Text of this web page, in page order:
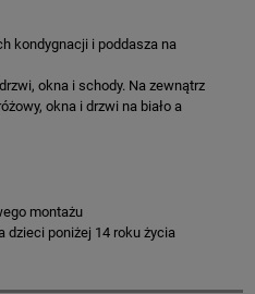
kondygnacji i poddasza na
okna i schody. Na zewnątrz
okna i drzwi na biało a
montażu
dzieci poniżej 14 roku życia